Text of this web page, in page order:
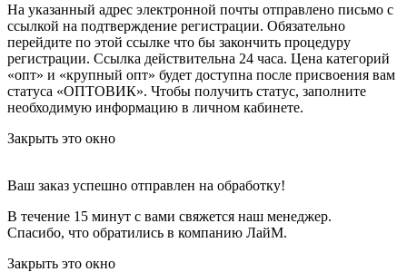
На указанный адрес электронной почты отправлено письмо с
ссылкой на подтверждение регистрации. Обязательно
перейдите по этой ссылке что бы закончить процедуру
регистрации. Ссылка действительна 24 часа. Цена категорий
«опт» и «крупный опт» будет доступна после присвоения вам
статуса «ОПТОВИК». Чтобы получить статус, заполните
необходимую информацию в личном кабинете.
Закрыть это окно
Ваш заказ успешно отправлен на обработку!
В течение 15 минут с вами свяжется наш менеджер.
Спасибо, что обратились в компанию ЛайМ.
Закрыть это окно